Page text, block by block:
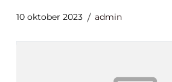
10 oktober 2023 admin